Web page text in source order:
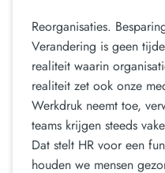
Reorganisaties.
Verandering is geen
realiteit waarin
realiteit zet ook onze
Werkdruk neemt toe,
teams krijgen steeds
Dat stelt HR voor een
houden we mensen